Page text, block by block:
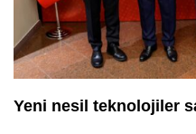
Yeni nesil teknolojiler